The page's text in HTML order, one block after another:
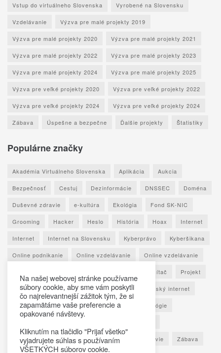
Vstup do virtuálneho Slovenska Vyrobené na Slovensku
Vzdelávanie Výzva pre malé projekty 2019
Výzva pre malé projekty 2020 Výzva pre malé projekty 2021
Výzva pre malé projekty 2022 Výzva pre malé projekty 2023
Výzva pre malé projekty 2024 Výzva pre malé projekty 2025
Výzva pre veľké projekty 2020 Výzva pre veľké projekty 2022
Výzva pre veľké projekty 2024 Výzva pre veľké projekty 2024
Zábava Úspešne a bezpečne Ďalšie projekty Štatistiky
Populárne značky
Akadémia Virtuálneho Slovenska Aplikácia Aukcia
Bezpečnosť Cestuj Dezinformácie DNSSEC Doména
Duševné zdravie e-kultúra Ekológia Fond SK-NIC
Grooming Hacker Heslo História Hoax Internet
Internet Internet na Slovensku Kyberprávo Kyberšikana
Online podnikanie Online vzdelávanie Online vzdelávanie
Počítač Projekt
Ransomware Rozhovor Seniori Slovenský internet
Sociálne siete Spoznaj Slovensko Technológie
Výročná správa Zaujímavé štatistiky Zdravie Zábava
Na našej webovej stránke používame
súbory cookie, aby sme vám poskytli
čo najrelevantnejší zážitok tým, že si
zapamätáme vaše preferencie a
opakované návštevy.
Kliknutím na tlačidlo "Prijať všetko"
vyjadrujete súhlas s používaním
VŠETKÝCH súborov cookie.